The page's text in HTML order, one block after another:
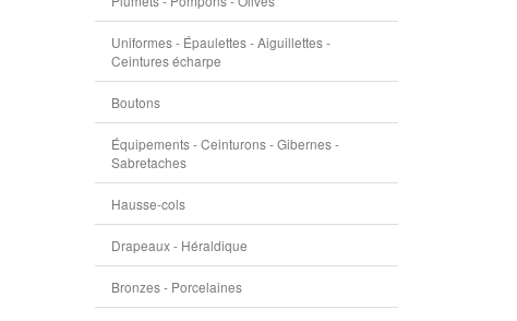
Uniformes - Épaulettes - Aiguillettes -
Ceintures écharpe
Boutons
Équipements - Ceinturons - Gibernes -
Sabretaches
Hausse-cols
Drapeaux - Héraldique
Bronzes - Porcelaines